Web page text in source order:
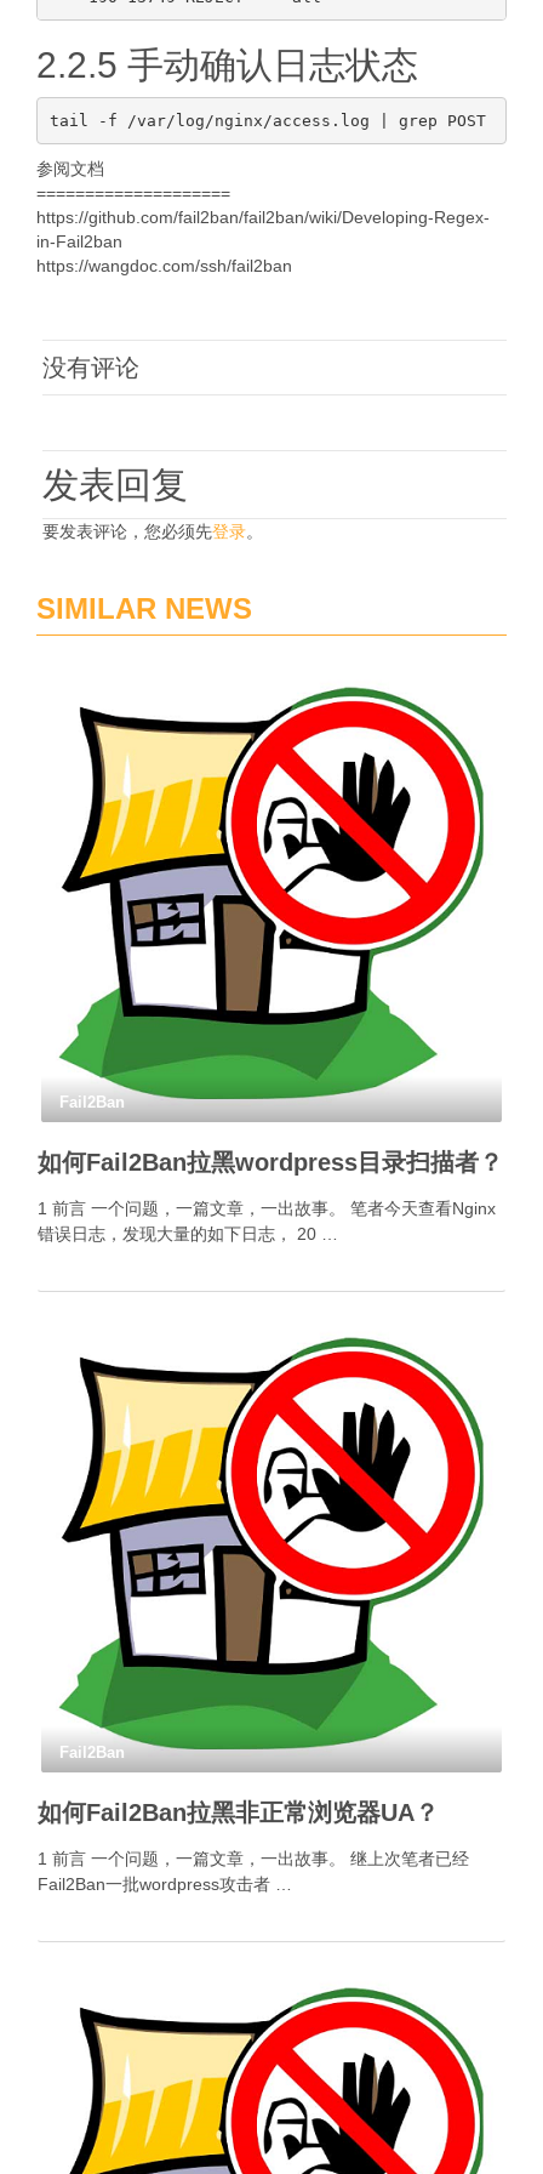
2.2.5 手动确认日志状态
tail -f /var/log/nginx/access.log | grep POST
参阅文档
====================
https://github.com/fail2ban/fail2ban/wiki/Developing-Regex-
in-Fail2ban
https://wangdoc.com/ssh/fail2ban
没有评论
发表回复
要发表评论，您必须先登录。
SIMILAR NEWS
Fail2Ban
如何Fail2Ban拉黑wordpress目录扫描者？
1 前言 一个问题，一篇文章，一出故事。 笔者今天查看Nginx
错误日志，发现大量的如下日志， 20 …
Fail2Ban
如何Fail2Ban拉黑非正常浏览器UA？
1 前言 一个问题，一篇文章，一出故事。 继上次笔者已经
Fail2Ban一批wordpress攻击者 …